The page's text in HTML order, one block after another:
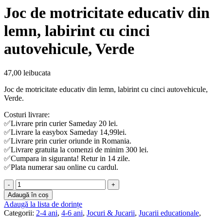
a
fost:
45,89 lei.
37,99 lei.
Joc de motricitate educativ din
lemn, labirint cu cinci
autovehicule, Verde
47,00 leibucata
Joc de motricitate educativ din lemn, labirint cu cinci autovehicule,
Verde.
Costuri livrare:
✅Livrare prin curier Sameday 20 lei.
✅Livrare la easybox Sameday 14,99lei.
✅Livrare prin curier oriunde in Romania.
✅Livrare gratuita la comenzi de minim 300 lei.
✅Cumpara in siguranta! Retur in 14 zile.
✅Plata numerar sau online cu cardul.
Cantitate
Joc
de
motricitate
Adaugă în coș
Adaugă la lista de dorințe
Categorii: 2-4 ani, 4-6 ani, Jocuri & Jucarii, Jucarii educationale,